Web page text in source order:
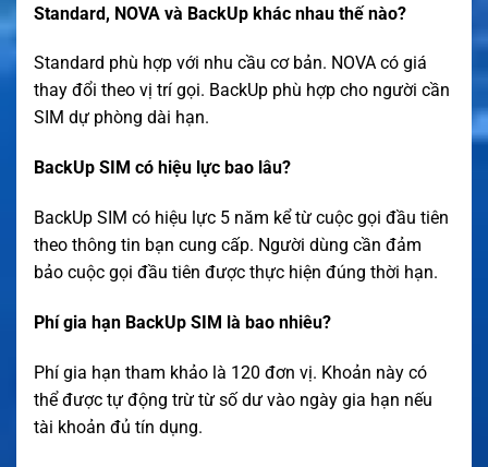
Standard, NOVA và BackUp khác nhau thế nào?
Standard phù hợp với nhu cầu cơ bản. NOVA có giá
thay đổi theo vị trí gọi. BackUp phù hợp cho người cần
SIM dự phòng dài hạn.
BackUp SIM có hiệu lực bao lâu?
BackUp SIM có hiệu lực 5 năm kể từ cuộc gọi đầu tiên
theo thông tin bạn cung cấp. Người dùng cần đảm
bảo cuộc gọi đầu tiên được thực hiện đúng thời hạn.
Phí gia hạn BackUp SIM là bao nhiêu?
Phí gia hạn tham khảo là 120 đơn vị. Khoản này có
thể được tự động trừ từ số dư vào ngày gia hạn nếu
tài khoản đủ tín dụng.